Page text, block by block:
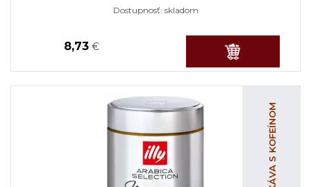
Dostupnosť: skladom
8,73 €